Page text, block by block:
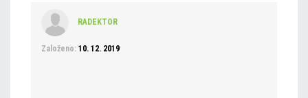
RADEKTOR
Založeno: 10. 12. 2019